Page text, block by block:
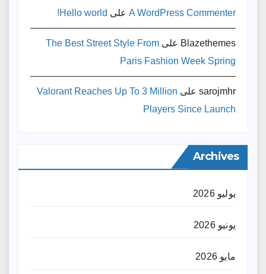
A WordPress Commenter على Hello world!
Blazethemes على The Best Street Style From
Paris Fashion Week Spring
sarojmhr على Valorant Reaches Up To 3 Million
Players Since Launch
Archives
يوليو 2026
يونيو 2026
مايو 2026